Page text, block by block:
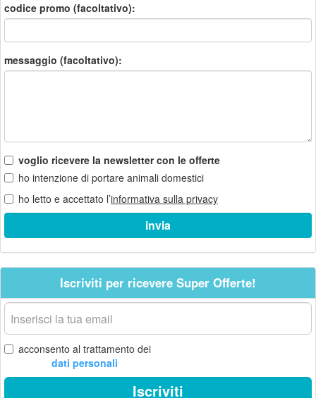
codice promo (facoltativo):
messaggio (facoltativo):
voglio ricevere la newsletter con le offerte
ho intenzione di portare animali domestici
ho letto e accettato l’informativa sulla privacy
Iscriviti per ricevere Super Offerte!
La
tua
email
acconsento al trattamento dei
dati personali
Iscriviti